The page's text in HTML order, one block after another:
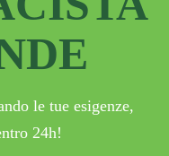
le tue esigenze,
24h!